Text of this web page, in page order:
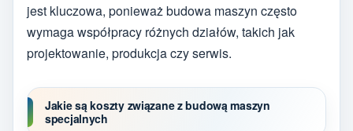
jest kluczowa, ponieważ budowa maszyn często
wymaga współpracy różnych działów, takich jak
projektowanie, produkcja czy serwis.
Jakie są koszty związane z budową maszyn
specjalnych